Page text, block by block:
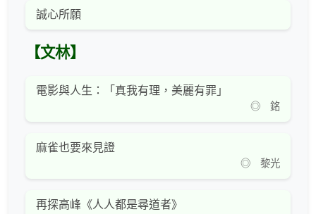
誠心所願
【文林】
電影與人生：「真我有理，美麗有罪」
◎ 銘
麻雀也要來見證
◎ 黎光
再探高峰《人人都是尋道者》